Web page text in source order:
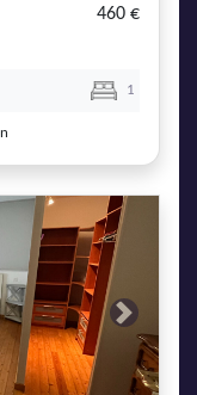
460 €
1
Next